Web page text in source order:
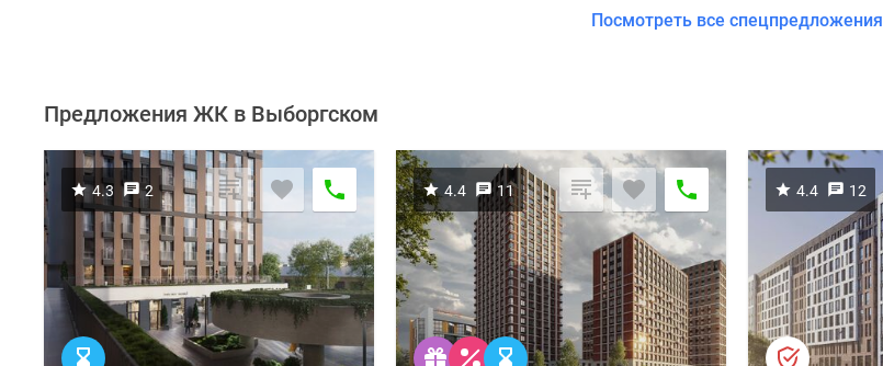
Посмотреть все спецпредложения
Предложения ЖК в Выборгском
4.3 2 4.4 11 4.4 12